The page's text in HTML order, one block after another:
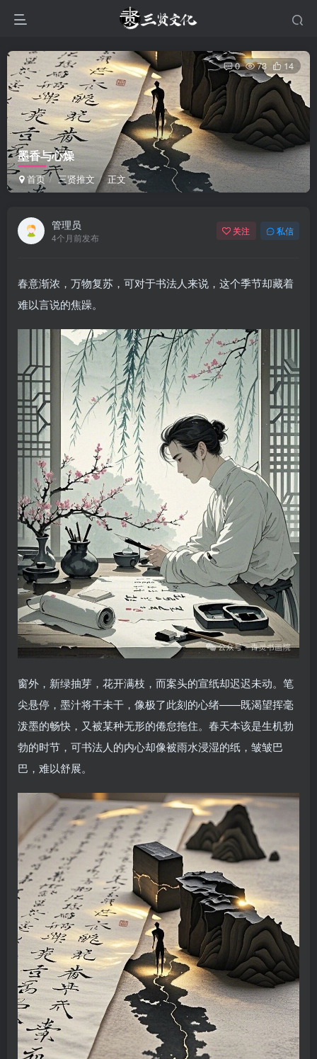
墨香与心燥
首页 三贤推文 正文
0 73 14
管理员
4个月前发布
关注 私信
春意渐浓，万物复苏，可对于书法人来说，这个季节却藏着
难以言说的焦躁。
窗外，新绿抽芽，花开满枝，而案头的宣纸却迟迟未动。笔
尖悬停，墨汁将干未干，像极了此刻的心绪——既渴望挥毫
泼墨的畅快，又被某种无形的倦怠拖住。春天本该是生机勃
勃的时节，可书法人的内心却像被雨水浸湿的纸，皱皱巴
巴，难以舒展。